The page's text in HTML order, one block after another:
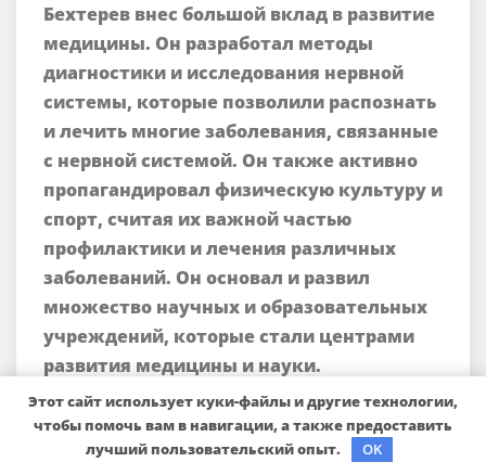
Бехтерев внес большой вклад в развитие
медицины. Он разработал методы
диагностики и исследования нервной
системы, которые позволили распознать
и лечить многие заболевания, связанные
с нервной системой. Он также активно
пропагандировал физическую культуру и
спорт, считая их важной частью
профилактики и лечения различных
заболеваний. Он основал и развил
множество научных и образовательных
учреждений, которые стали центрами
развития медицины и науки.
Этот сайт использует куки-файлы и другие технологии,
чтобы помочь вам в навигации, а также предоставить
лучший пользовательский опыт.
OK